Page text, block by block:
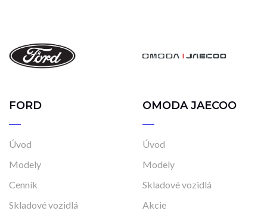
FORD
Úvod
Modely
Cenník
Skladové vozidlá
OMODA JAECOO
Úvod
Modely
Skladové vozidlá
Akcie